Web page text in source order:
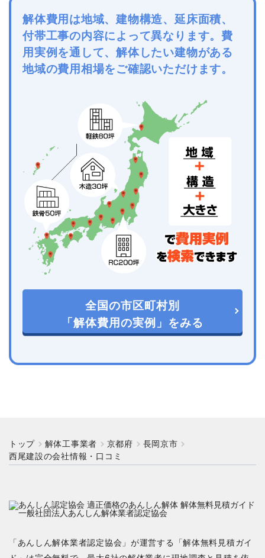
解体費用は地域、建物構造、延床面積、
付帯工事の内容によって異なります。費
用実例を通して、解体したい建物がある
地域の費用相場をご確認いただけます。
全国の市区町村別
「解体費用の実例」をみる
トップ 解体工事業者 京都府
長岡京市
西尾建設の会社情報・口コミ
「あんしん解体業者認定協会」が運営する「解体無料見積ガイ